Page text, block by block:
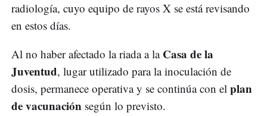
radiología, cuyo equipo de rayos X se está revisando
en estos días.
Al no haber afectado la riada a la Casa de la
Juventud, lugar utilizado para la inoculación de
dosis, permanece operativa y se continúa con el plan
de vacunación según lo previsto.